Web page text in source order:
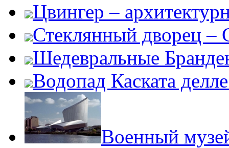
Цвингер –
Стеклянный дворец –
Шедевральные
Водопад Каската
Военный